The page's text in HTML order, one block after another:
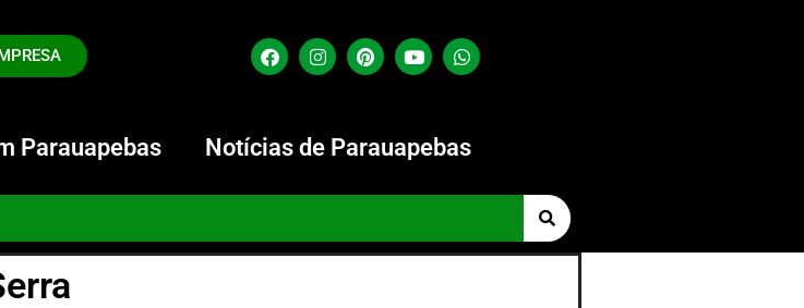
Parauapebas Notícias de Parauapebas